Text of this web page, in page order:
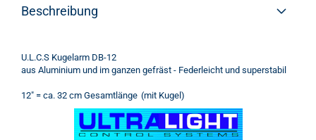
Beschreibung
U.L.C.S Kugelarm DB-12
aus Aluminium und im ganzen gefräst - Federleicht und superstabil
12" = ca. 32 cm Gesamtlänge (mit Kugel)